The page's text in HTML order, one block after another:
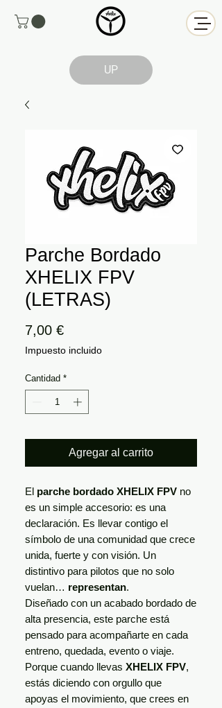
UP
Parche Bordado
XHELIX FPV
(LETRAS)
7,00 €Precio
Impuesto incluido
Cantidad *
Agregar al carrito
El parche bordado XHELIX FPV no
es un simple accesorio: es una
declaración. Es llevar contigo el
símbolo de una comunidad que crece
unida, fuerte y con visión. Un
distintivo para pilotos que no solo
vuelan… representan.
Diseñado con un acabado bordado de
alta presencia, este parche está
pensado para acompañarte en cada
entreno, quedada, evento o viaje.
Porque cuando llevas XHELIX FPV,
estás diciendo con orgullo que
apoyas el movimiento, que crees en